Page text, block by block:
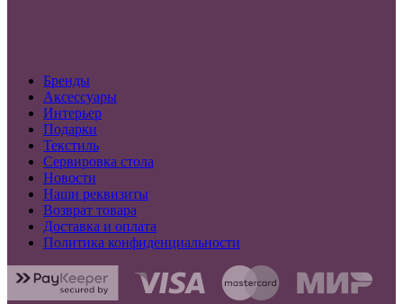
Бренды
Аксессуары
Интерьер
Подарки
Текстиль
Сервировка стола
Новости
Наши реквизиты
Возврат товара
Доставка и оплата
Политика конфиденциальности